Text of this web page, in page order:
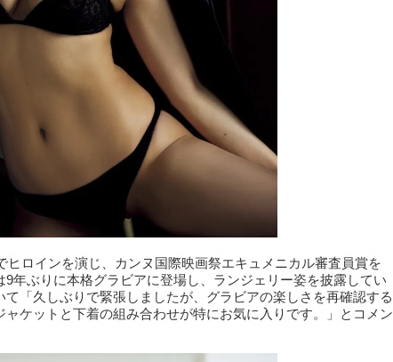
ヒロインを演じ、カンヌ国際映画祭エキュメニカル審査員賞を
年ぶりに本格グラビアに登場し、ランジェリー姿を披露してい
て「久しぶりで緊張しましたが、グラビアの楽しさを再確認する
ケットと下着の組み合わせが特にお気に入りです。」とコメン